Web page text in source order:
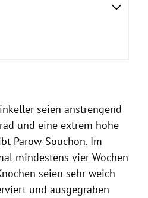
seien anstrengend
und eine extrem hohe
Parow-Souchon. Im
mindestens vier Wochen
seien sehr weich
und ausgegraben